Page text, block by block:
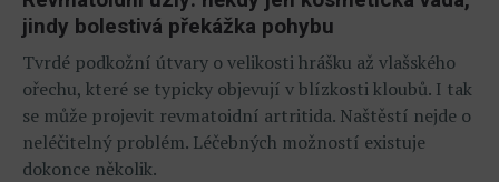
jindy bolestivá překážka pohybu
Tvrdé podkožní útvary o velikosti hrášku až vlašského
ořechu, které se typicky objevují v blízkosti kloubů. I tak
se může projevit revmatoidní artritida. Naštěstí nejde o
neléčitelný problém. Léčebných možností existuje
dokonce několik.